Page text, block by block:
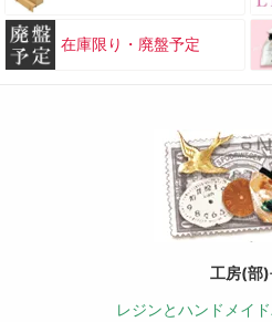
在庫限り・廃盤予定
工房(部
レジンとハンドメイ